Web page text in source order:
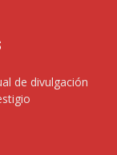
de divulgación